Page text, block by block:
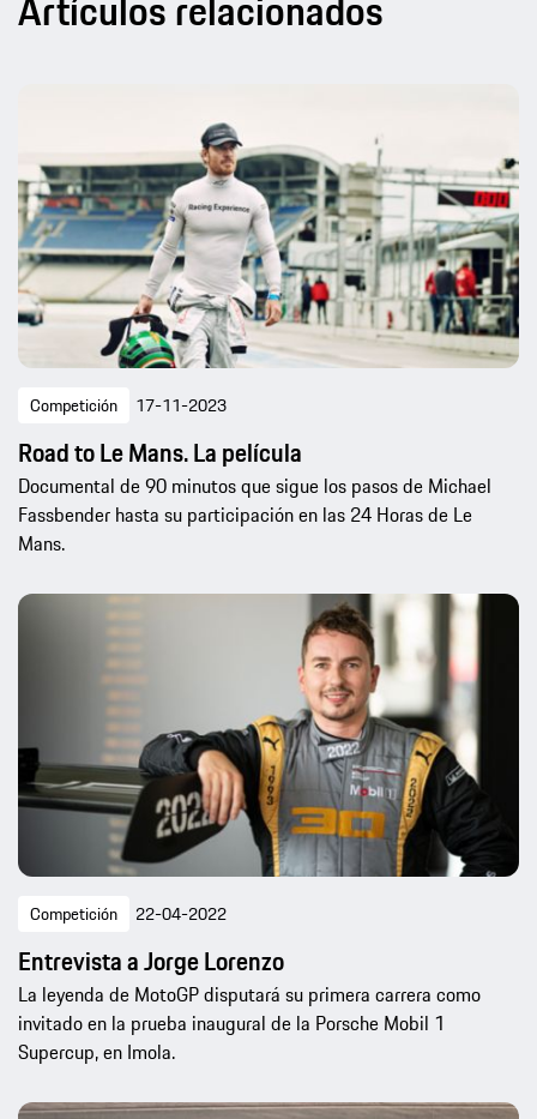
Competición 17-11-2023
Road to Le Mans. La película
Documental de 90 minutos que sigue los pasos de Michael
Fassbender hasta su participación en las 24 Horas de Le
Mans.
Competición 22-04-2022
Entrevista a Jorge Lorenzo
La leyenda de MotoGP disputará su primera carrera como
invitado en la prueba inaugural de la Porsche Mobil 1
Supercup, en Imola.